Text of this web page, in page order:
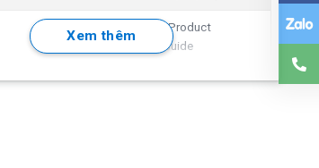
1 Bộ phát, 1 Product
Installation Guide
Xem thêm